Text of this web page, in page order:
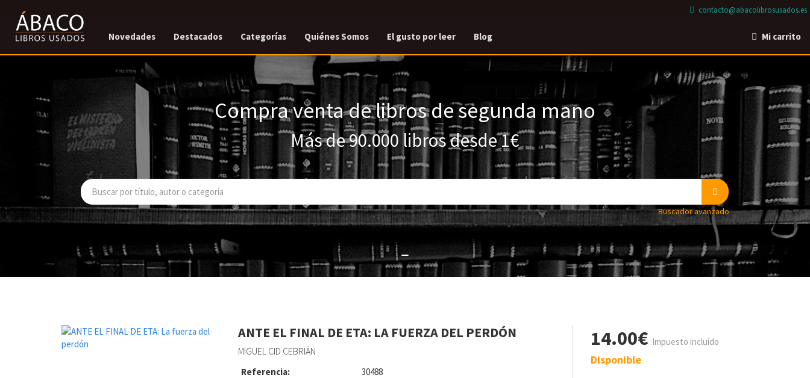
contacto@abacolibrosusados.es
Novedades Destacados Categorías Quiénes Somos El gusto por leer Blog Mi carrito
Compra venta de libros de segunda mano
Más de 90.000 libros desde 1€
Buscador avanzado
ANTE EL FINAL DE ETA: LA FUERZA DEL PERDÓN
MIGUEL CID CEBRIÁN
Referencia:
30488
14.00€ Impuesto incluido
Disponible